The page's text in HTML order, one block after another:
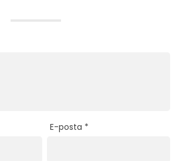
E-posta *